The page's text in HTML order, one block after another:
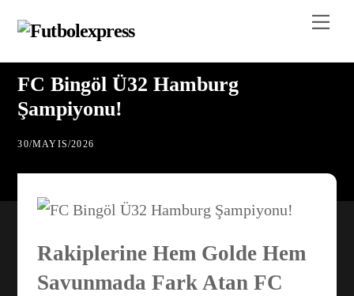
content
FC Bingöl Ü32 Hamburg
Şampiyonu!
30/MAYIS/2026
Rakiplerine Hem Golde Hem
Savunmada Fark Atan FC